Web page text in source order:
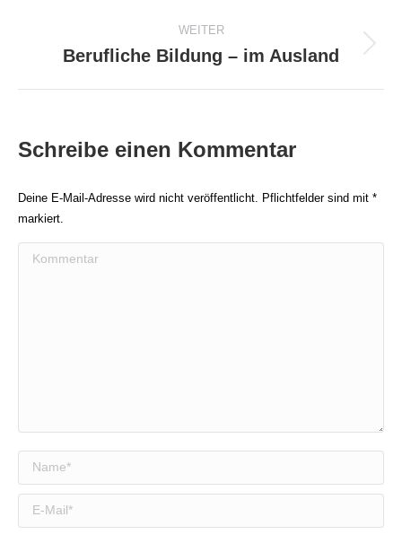
WEITER
Nächster
Berufliche Bildung – im Ausland
Schreibe einen Kommentar
Deine E-Mail-Adresse wird nicht veröffentlicht. Pflichtfelder sind mit *
markiert.
Kommentar
Name *
E-Mail *